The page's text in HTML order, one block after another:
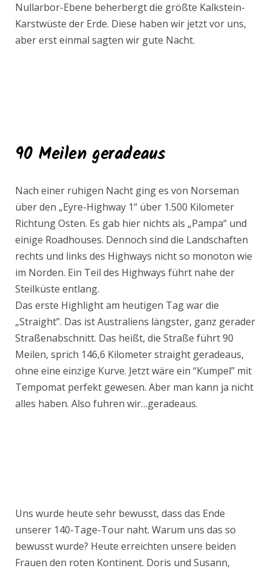
Nullarbor-Ebene beherbergt die größte Kalkstein-
Karstwüste der Erde. Diese haben wir jetzt vor uns,
aber erst einmal sagten wir gute Nacht.
90 Meilen geradeaus
Nach einer ruhigen Nacht ging es von Norseman
über den „Eyre-Highway 1“ über 1.500 Kilometer
Richtung Osten. Es gab hier nichts als „Pampa“ und
einige Roadhouses. Dennoch sind die Landschaften
rechts und links des Highways nicht so monoton wie
im Norden. Ein Teil des Highways führt nahe der
Steilküste entlang.
Das erste Highlight am heutigen Tag war die
„Straight”. Das ist Australiens längster, ganz gerader
Straßenabschnitt. Das heißt, die Straße führt 90
Meilen, sprich 146,6 Kilometer straight geradeaus,
ohne eine einzige Kurve. Jetzt wäre ein “Kumpel” mit
Tempomat perfekt gewesen. Aber man kann ja nicht
alles haben. Also fuhren wir…geradeaus.
Uns wurde heute sehr bewusst, dass das Ende
unserer 140-Tage-Tour naht. Warum uns das so
bewusst wurde? Heute erreichten unsere beiden
Frauen den roten Kontinent. Doris und Susann,